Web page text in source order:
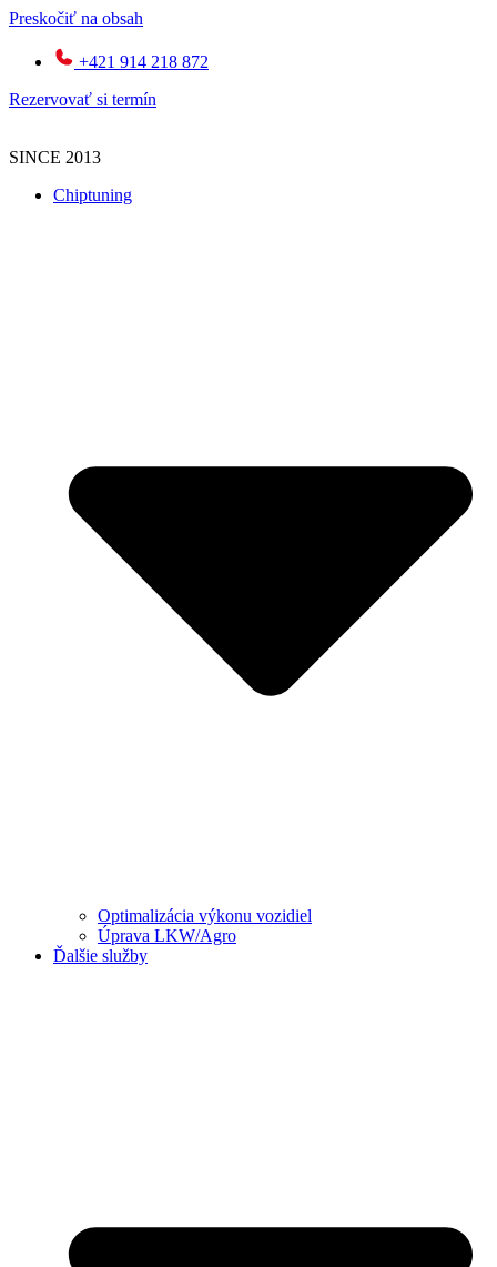
Preskočiť na obsah
+421 914 218 872
Rezervovať si termín
SINCE 2013
Chiptuning
Optimalizácia výkonu vozidiel
Úprava LKW/Agro
Ďalšie služby